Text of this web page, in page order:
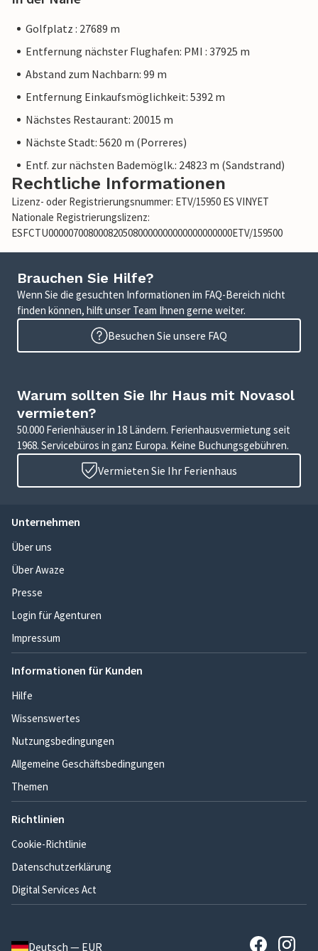
Golfplatz : 27689 m
Entfernung nächster Flughafen: PMI : 37925 m
Abstand zum Nachbarn: 99 m
Entfernung Einkaufsmöglichkeit: 5392 m
Nächstes Restaurant: 20015 m
Nächste Stadt: 5620 m (Porreres)
Entf. zur nächsten Bademöglk.: 24823 m (Sandstrand)
Rechtliche Informationen
Lizenz- oder Registrierungsnummer: ETV/15950 ES VINYET
Nationale Registrierungslizenz:
ESFCTU0000070080008205080000000000000000000ETV/159500
Brauchen Sie Hilfe?
Wenn Sie die gesuchten Informationen im FAQ-Bereich nicht
finden können, hilft unser Team Ihnen gerne weiter.
Besuchen Sie unsere FAQ
Warum sollten Sie Ihr Haus mit Novasol
vermieten?
50.000 Ferienhäuser in 18 Ländern. Ferienhausvermietung seit
1968. Servicebüros in ganz Europa. Keine Buchungsgebühren.
Vermieten Sie Ihr Ferienhaus
Unternehmen
Über uns
Über Awaze
Presse
Login für Agenturen
Impressum
Informationen für Kunden
Hilfe
Wissenswertes
Nutzungsbedingungen
Allgemeine Geschäftsbedingungen
Themen
Richtlinien
Cookie-Richtlinie
Datenschutzerklärung
Digital Services Act
Deutsch — EUR